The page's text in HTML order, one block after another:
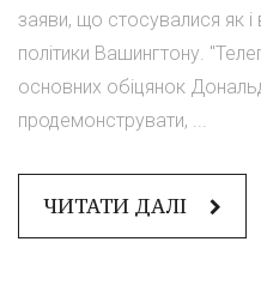
заяви, що стосувалися як і
політики Вашингтону.
основних обіцянок
продемонструвати, ...
ЧИТАТИ ДАЛІ